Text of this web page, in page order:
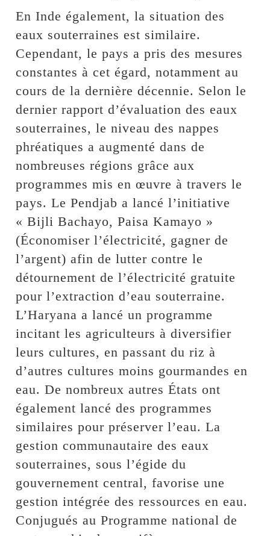
En Inde également, la situation des
eaux souterraines est similaire.
Cependant, le pays a pris des mesures
constantes à cet égard, notamment au
cours de la dernière décennie. Selon le
dernier rapport d’évaluation des eaux
souterraines, le niveau des nappes
phréatiques a augmenté dans de
nombreuses régions grâce aux
programmes mis en œuvre à travers le
pays. Le Pendjab a lancé l’initiative
« Bijli Bachayo, Paisa Kamayo »
(Économiser l’électricité, gagner de
l’argent) afin de lutter contre le
détournement de l’électricité gratuite
pour l’extraction d’eau souterraine.
L’Haryana a lancé un programme
incitant les agriculteurs à diversifier
leurs cultures, en passant du riz à
d’autres cultures moins gourmandes en
eau. De nombreux autres États ont
également lancé des programmes
similaires pour préserver l’eau. La
gestion communautaire des eaux
souterraines, sous l’égide du
gouvernement central, favorise une
gestion intégrée des ressources en eau.
Conjugués au Programme national de